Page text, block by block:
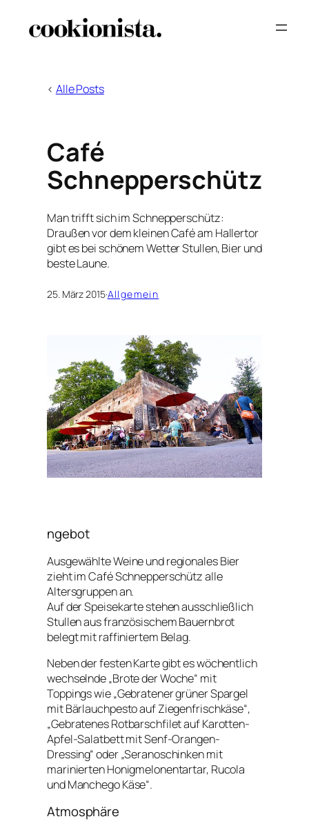
Inhalt
< Alle Posts
Café
Schnepperschütz
Man trifft sich im Schnepperschütz:
Draußen vor dem kleinen Café am Hallertor
gibt es bei schönem Wetter Stullen, Bier und
beste Laune.
25. März 2015·Allgemein
ngebot
Ausgewählte Weine und regionales Bier
zieht im Café Schnepperschütz alle
Altersgruppen an.
Auf der Speisekarte stehen ausschließlich
Stullen aus französischem Bauernbrot
belegt mit raffiniertem Belag.
Neben der festen Karte gibt es wöchentlich
wechselnde „Brote der Woche“ mit
Toppings wie „Gebratener grüner Spargel
mit Bärlauchpesto auf Ziegenfrischkäse“,
„Gebratenes Rotbarschfilet auf Karotten-
Apfel-Salatbett mit Senf-Orangen-
Dressing“ oder „Seranoschinken mit
marinierten Honigmelonentartar, Rucola
und Manchego Käse“.
Atmosphäre